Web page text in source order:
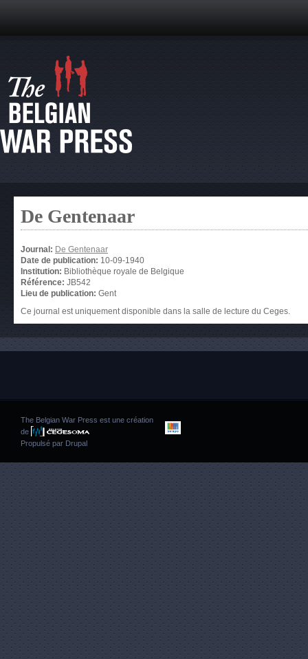
De Gentenaar
Journal: De Gentenaar
Date de publication: 10-09-1940
Institution: Bibliothèque royale de Belgique
Référence: JB542
Lieu de publication: Gent
Ce journal est uniquement disponible dans la salle de lecture du Ceges.
The Belgian War Press est une création
de
Propulsé par Drupal